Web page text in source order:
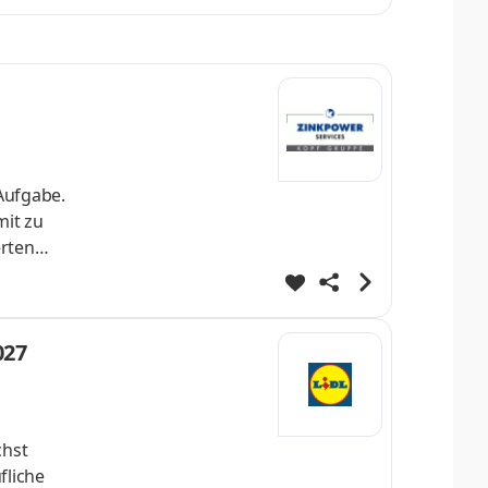
zu
– WIR